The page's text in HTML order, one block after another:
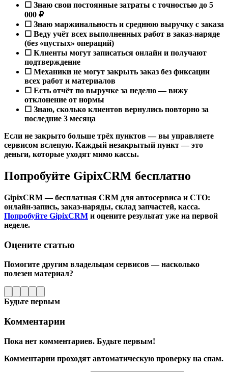
☐ Знаю свои постоянные затраты с точностью до 5
000 ₽
☐ Знаю маржинальность и среднюю выручку с заказа
☐ Веду учёт всех выполненных работ в заказ-наряде
(без «пустых» операций)
☐ Клиенты могут записаться онлайн и получают
подтверждение
☐ Механики не могут закрыть заказ без фиксации
всех работ и материалов
☐ Есть отчёт по выручке за неделю — вижу
отклонение от нормы
☐ Знаю, сколько клиентов вернулись повторно за
последние 3 месяца
Если не закрыто больше трёх пунктов — вы управляете
сервисом вслепую. Каждый незакрытый пункт — это
деньги, которые уходят мимо кассы.
Попробуйте GipixCRM бесплатно
GipixCRM — бесплатная CRM для автосервиса и СТО:
онлайн-запись, заказ-наряды, склад запчастей, касса.
Попробуйте GipixCRM и оцените результат уже на первой
неделе.
Оцените статью
Помогите другим владельцам сервисов — насколько
полезен материал?
Будьте первым
Комментарии
Пока нет комментариев. Будьте первым!
Комментарии проходят автоматическую проверку на спам.